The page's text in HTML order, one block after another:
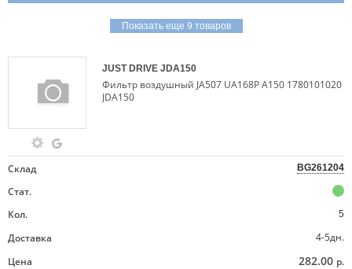
Показать еще 9 товаров
JUST DRIVE JDA150
Фильтр воздушный JA507 UA168P A150 1780101020
JDA150
Склад BG261204
Стат.
Кол.
5
Доставка
4-5дн.
Цена
282.00 р.